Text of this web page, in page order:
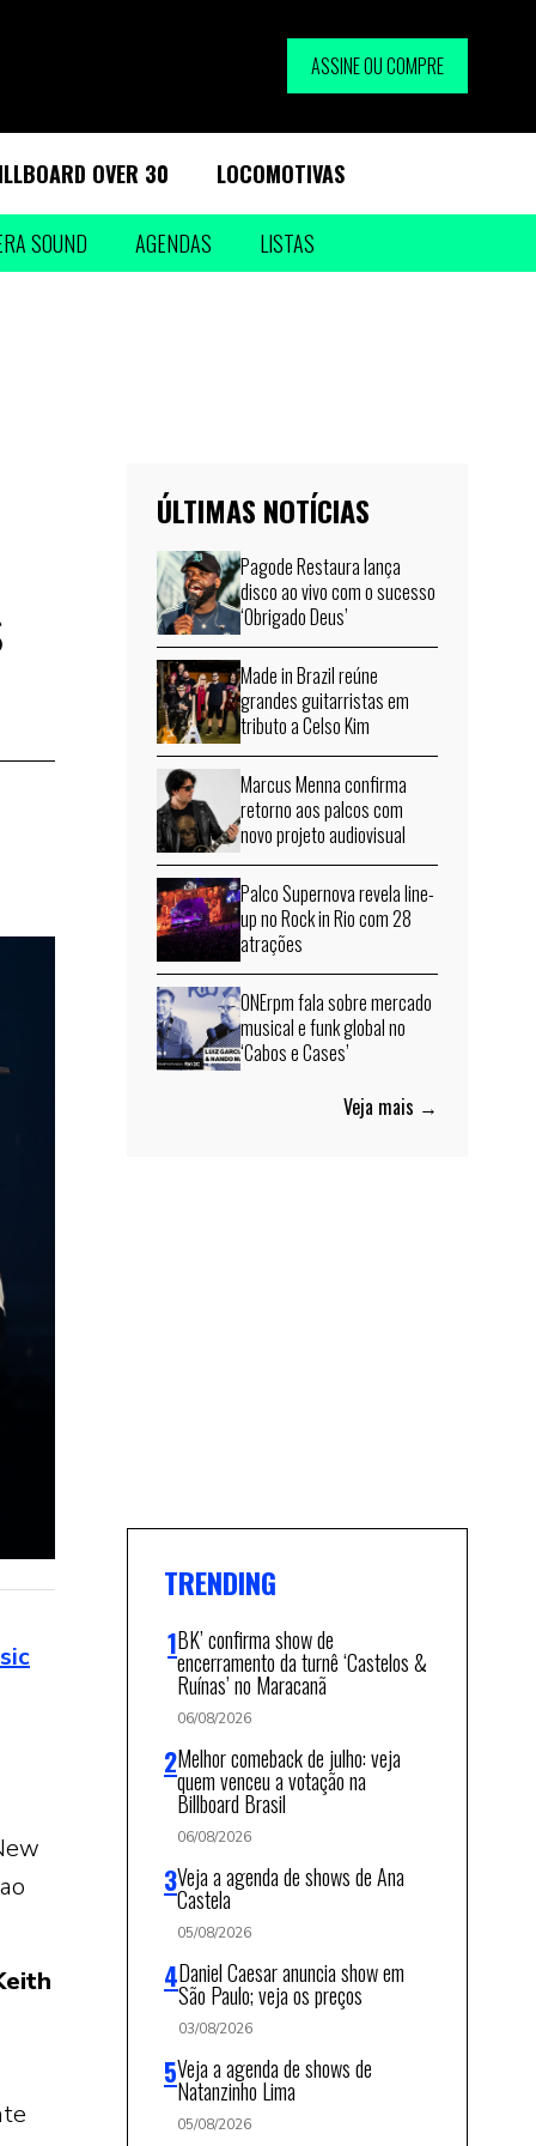
ASSINE OU COMPRE
OVER 30 LOCOMOTIVAS
SOUND AGENDAS LISTAS
ÚLTIMAS NOTÍCIAS
Pagode Restaura lança
disco ao vivo com o sucesso
‘Obrigado Deus’
Made in Brazil reúne
grandes guitarristas em
tributo a Celso Kim
Marcus Menna confirma
retorno aos palcos com
novo projeto audiovisual
Palco Supernova revela line-
up no Rock in Rio com 28
atrações
ONErpm fala sobre mercado
musical e funk global no
‘Cabos e Cases’
Veja mais →
TRENDING
BK’ confirma show de
encerramento da turnê ‘Castelos &
Ruínas’ no Maracanã
06/08/2026
Melhor comeback de julho: veja
quem venceu a votação na
Billboard Brasil
06/08/2026
Veja a agenda de shows de Ana
Castela
05/08/2026
Daniel Caesar anuncia show em
São Paulo; veja os preços
03/08/2026
Veja a agenda de shows de
Natanzinho Lima
05/08/2026